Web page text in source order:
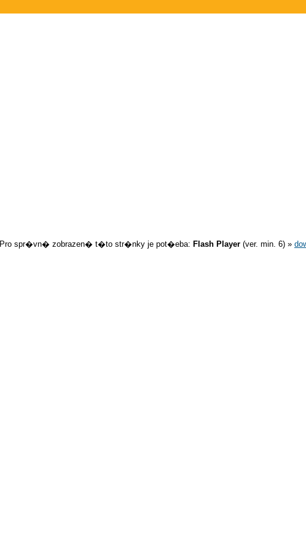
Pro spr�vn� zobrazen� t�to str�nky je pot�eba: Flash Player (ver. min. 6) »